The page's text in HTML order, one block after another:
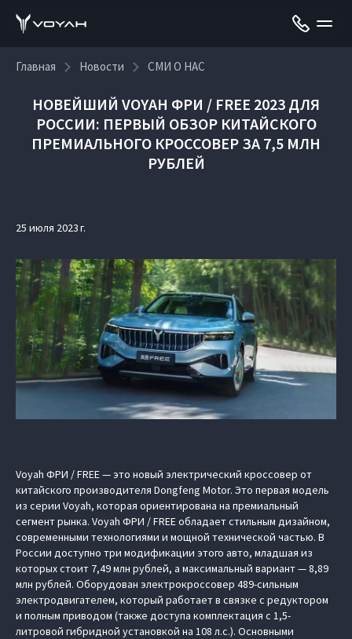
Главная Новости СМИ О НАС
НОВЕЙШИЙ VOYAH ФРИ / FREE 2023 ДЛЯ
РОССИИ: ПЕРВЫЙ ОБЗОР КИТАЙСКОГО
ПРЕМИАЛЬНОГО КРОССОВЕР ЗА 7,5 МЛН
РУБЛЕЙ
25 июля 2023 г.
Voyah ФРИ / FREE — это новый электрический кроссовер от
китайского производителя Dongfeng Motor. Это первая модель
из серии Voyah, которая ориентирована на премиальный
сегмент рынка. Voyah ФРИ / FREE обладает стильным дизайном,
современными технологиями и мощной технической частью. В
России доступно три модификации этого авто, младшая из
которых стоит 7,49 млн рублей, а максимальный вариант — 8,89
млн рублей. Оборудован электрокроссовер 489-сильным
электродвигателем, который работает в связке с редуктором
и полным приводом (также доступа комплектация с 1,5-
литровой гибридной установкой на 108 л.с.). Основными